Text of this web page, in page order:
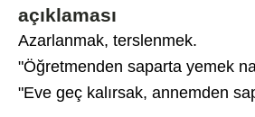
açıklaması
Azarlanmak, terslenmek.
"Öğretmenden saparta yemek
"Eve geç kalırsak, annemden